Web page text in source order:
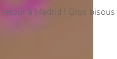
à Madrid ! Gros bisous